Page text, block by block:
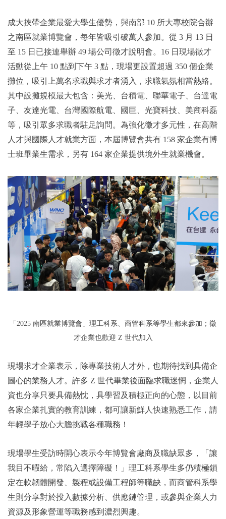
成大挾帶企業最愛大學生優勢，與南部 10 所大專校院合辦
之南區就業博覽會，每年皆吸引破萬人參加。從 3 月 13 日
至 15 日已接連舉辦 49 場公司徵才說明會。16 日現場徵才
活動從上午 10 點到下午 3 點，現場更設置超過 350 個企業
攤位，吸引上萬名求職與求才者湧入，求職氣氛相當熱絡。
其中設攤規模最大包含：美光、台積電、聯華電子、台達電
子、友達光電、台灣國際航電、國巨、光寶科技、美商科磊
等，吸引眾多求職者駐足詢問。為強化徵才多元性，在高階
人才與國際人才就業方面，本屆博覽會共有 158 家企業有博
士班畢業生需求，另有 164 家企業提供境外生就業機會。
「2025 南區就業博覽會」理工科系、商管科系等學生都來參加；徵
才企業也歡迎 Z 世代加入
現場求才企業表示，除專業技術人才外，也期待找到具備企
圖心的業務人才。許多 Z 世代畢業後面臨求職迷惘，企業人
資也分享只要具備熱忱，具學習及積極正向的心態，以目前
各家企業扎實的教育訓練，都可讓新鮮人快速熟悉工作，請
年輕學子放心大膽挑戰各種職務！
現場學生受訪時開心表示今年博覽會廠商及職缺眾多，「讓
我目不暇給，常陷入選擇障礙！」理工科系學生多仍積極鎖
定在軟韌體開發、製程或設備工程師等職缺，而商管科系學
生則分享對於投入數據分析、供應鏈管理，或參與企業人力
資源及形象營運等職務感到濃烈興趣。